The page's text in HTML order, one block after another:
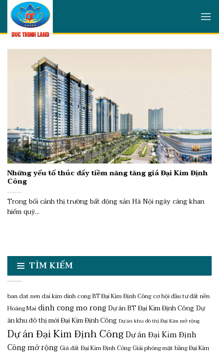
Skip
content
Những yếu tố thúc đẩy tiềm năng tăng giá Đại Kim Định
Công
Trong bối cảnh thị trường bất động sản Hà Nội ngày càng khan
hiếm quỹ...
TÌM KIẾM
ban dat nen dai kim dinh congBT Đại Kim Định Công cơ hội đầu tư đất nền
Hoàng Maidinh cong mo rongDự án BT Đại Kim Định CôngDự
án khu đô thị mới Đại Kim Định Công Dự án khu đô thị Đại Kim mở rộng
Dự án Đại Kim Định CôngDự án Đại Kim Định
Công mở rộngGiá đất Đại Kim Định CôngGiải phóng mặt bằng Đại Kim